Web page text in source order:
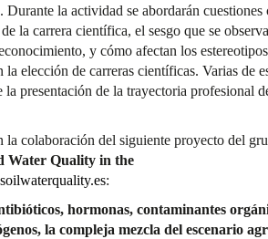
Durante la actividad se abordarán
la carrera científica, el sesgo que se
y cómo afectan los
la elección de carreras científicas. Varias de
la presentación de la trayectoria profesional
la colaboración del siguiente proyecto del
Water Quality in the
:
hormonas, contaminantes
la compleja mezcla del escenario